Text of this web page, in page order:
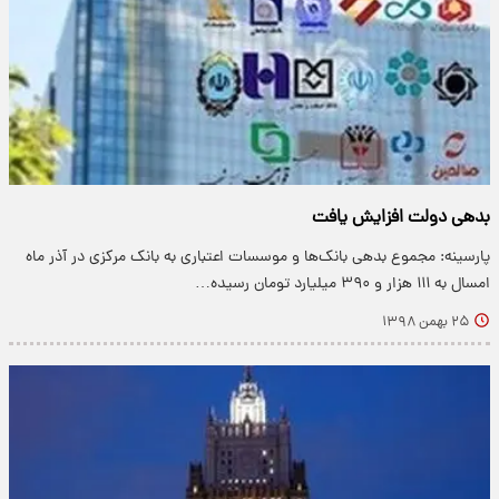
بدهی دولت افزایش یافت
پارسینه: مجموع بدهی بانک‌ها و موسسات اعتباری به بانک مرکزی در آذر ماه
امسال به ۱۱۱ هزار و ۳۹۰ میلیارد تومان رسیده…
۲۵ بهمن ۱۳۹۸